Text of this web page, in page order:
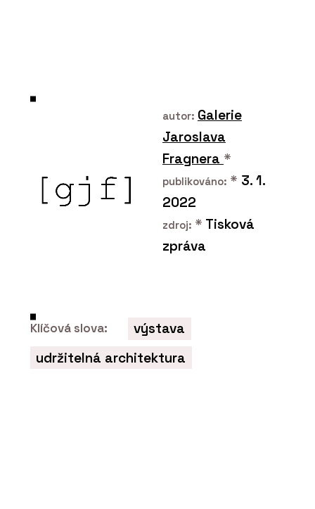
autor: Galerie
Jaroslava
Fragnera *
publikováno: * 3. 1.
2022
zdroj: * Tisková
zpráva
Klíčová slova:
výstava
udržitelná architektura